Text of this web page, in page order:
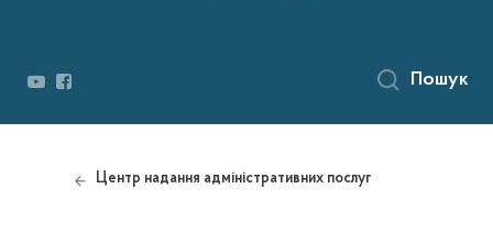
Пошук
Центр надання адміністративних послуг